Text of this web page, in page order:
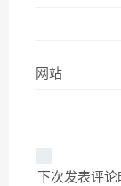
网站
下次发表评